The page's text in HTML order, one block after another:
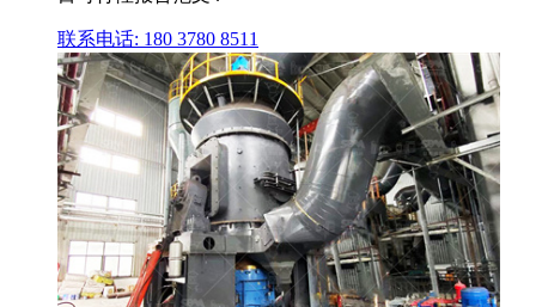
联系电话: 180 3780 8511